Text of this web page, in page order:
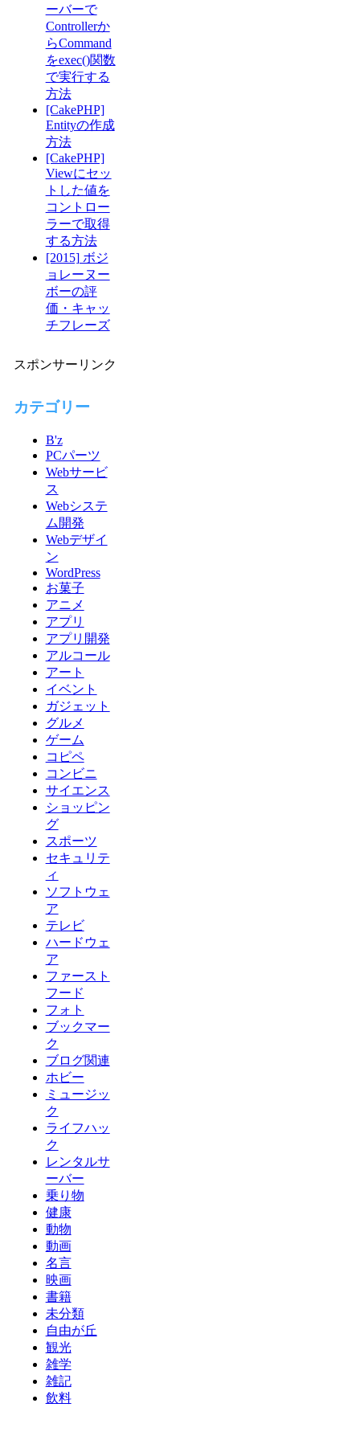
ーバーで
Controllerか
らCommand
をexec()関数
で実行する
方法
[CakePHP]
Entityの作成
方法
[CakePHP]
Viewにセッ
トした値を
コントロー
ラーで取得
する方法
[2015] ボジ
ョレーヌー
ボーの評
価・キャッ
チフレーズ
スポンサーリンク
カテゴリー
B'z
PCパーツ
Webサービ
ス
Webシステ
ム開発
Webデザイ
ン
WordPress
お菓子
アニメ
アプリ
アプリ開発
アルコール
アート
イベント
ガジェット
グルメ
ゲーム
コピペ
コンビニ
サイエンス
ショッピン
グ
スポーツ
セキュリテ
ィ
ソフトウェ
ア
テレビ
ハードウェ
ア
ファースト
フード
フォト
ブックマー
ク
ブログ関連
ホビー
ミュージッ
ク
ライフハッ
ク
レンタルサ
ーバー
乗り物
健康
動物
動画
名言
映画
書籍
未分類
自由が丘
観光
雑学
雑記
飲料